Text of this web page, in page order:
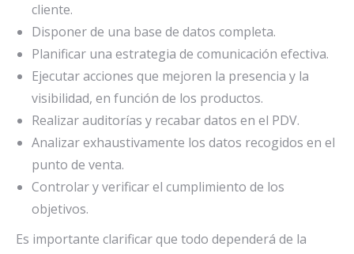
cliente.
Disponer de una base de datos completa.
Planificar una estrategia de comunicación efectiva.
Ejecutar acciones que mejoren la presencia y la
visibilidad, en función de los productos.
Realizar auditorías y recabar datos en el PDV.
Analizar exhaustivamente los datos recogidos en el
punto de venta.
Controlar y verificar el cumplimiento de los
objetivos.
Es importante clarificar que todo dependerá de la